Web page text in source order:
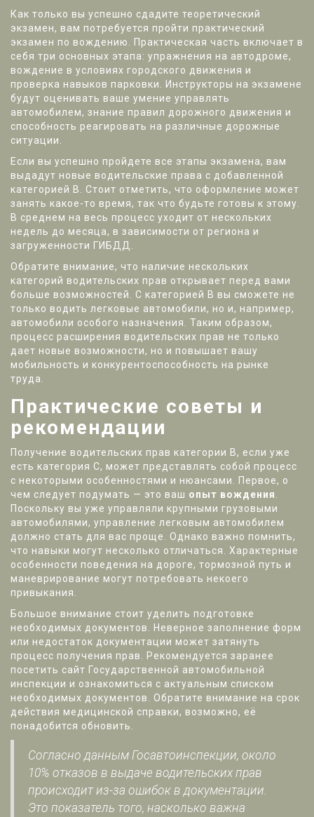
Как только вы успешно сдадите теоретический
экзамен, вам потребуется пройти практический
экзамен по вождению. Практическая часть включает в
себя три основных этапа: упражнения на автодроме,
вождение в условиях городского движения и
проверка навыков парковки. Инструкторы на экзамене
будут оценивать ваше умение управлять
автомобилем, знание правил дорожного движения и
способность реагировать на различные дорожные
ситуации.
Если вы успешно пройдете все этапы экзамена, вам
выдадут новые водительские права с добавленной
категорией В. Стоит отметить, что оформление может
занять какое-то время, так что будьте готовы к этому.
В среднем на весь процесс уходит от нескольких
недель до месяца, в зависимости от региона и
загруженности ГИБДД.
Обратите внимание, что наличие нескольких
категорий водительских прав открывает перед вами
больше возможностей. С категорией В вы сможете не
только водить легковые автомобили, но и, например,
автомобили особого назначения. Таким образом,
процесс расширения водительских прав не только
дает новые возможности, но и повышает вашу
мобильность и конкурентоспособность на рынке
труда.
Практические советы и
рекомендации
Получение водительских прав категории В, если уже
есть категория С, может представлять собой процесс
с некоторыми особенностями и нюансами. Первое, о
чем следует подумать — это ваш опыт вождения.
Поскольку вы уже управляли крупными грузовыми
автомобилями, управление легковым автомобилем
должно стать для вас проще. Однако важно помнить,
что навыки могут несколько отличаться. Характерные
особенности поведения на дороге, тормозной путь и
маневрирование могут потребовать некоего
привыкания.
Большое внимание стоит уделить подготовке
необходимых документов. Неверное заполнение форм
или недостаток документации может затянуть
процесс получения прав. Рекомендуется заранее
посетить сайт Государственной автомобильной
инспекции и ознакомиться с актуальным списком
необходимых документов. Обратите внимание на срок
действия медицинской справки, возможно, её
понадобится обновить.
Согласно данным Госавтоинспекции, около
10% отказов в выдаче водительских прав
происходит из-за ошибок в документации.
Это показатель того, насколько важна